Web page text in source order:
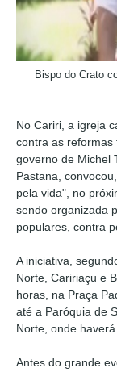
Bispo do Crato
No Cariri, a igreja
contra as reformas
governo de Michel
Pastana,
pela vida", no
sendo organizada
populares, contra
A iniciativa,
Norte, Caririaçu e
horas, na Praça
até a Paróquia de
Norte, onde
Antes do grande